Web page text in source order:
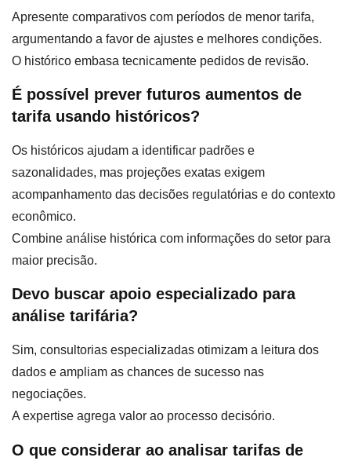
Apresente comparativos com períodos de menor tarifa,
argumentando a favor de ajustes e melhores condições.
O histórico embasa tecnicamente pedidos de revisão.
É possível prever futuros aumentos de
tarifa usando históricos?
Os históricos ajudam a identificar padrões e
sazonalidades, mas projeções exatas exigem
acompanhamento das decisões regulatórias e do contexto
econômico.
Combine análise histórica com informações do setor para
maior precisão.
Devo buscar apoio especializado para
análise tarifária?
Sim, consultorias especializadas otimizam a leitura dos
dados e ampliam as chances de sucesso nas
negociações.
A expertise agrega valor ao processo decisório.
O que considerar ao analisar tarifas de